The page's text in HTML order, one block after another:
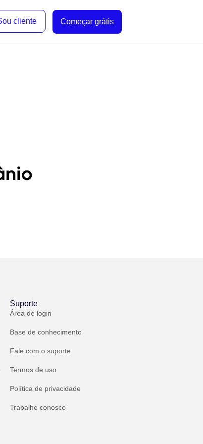
cliente Começar grátis
Suporte
Área de login
Base de conhecimento
Fale com o suporte
Termos de uso
Política de privacidade
Trabalhe conosco